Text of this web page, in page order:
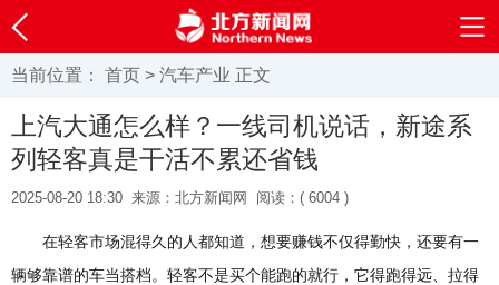
当前位置： 首页 > 汽车产业 正文
上汽大通怎么样？一线司机说话，新途系
列轻客真是干活不累还省钱
2025-08-20 18:30 来源：北方新闻网 阅读：( 6004 )
在轻客市场混得久的人都知道，想要赚钱不仅得勤快，还要有一
辆够靠谱的车当搭档。轻客不是买个能跑的就行，它得跑得远、拉得